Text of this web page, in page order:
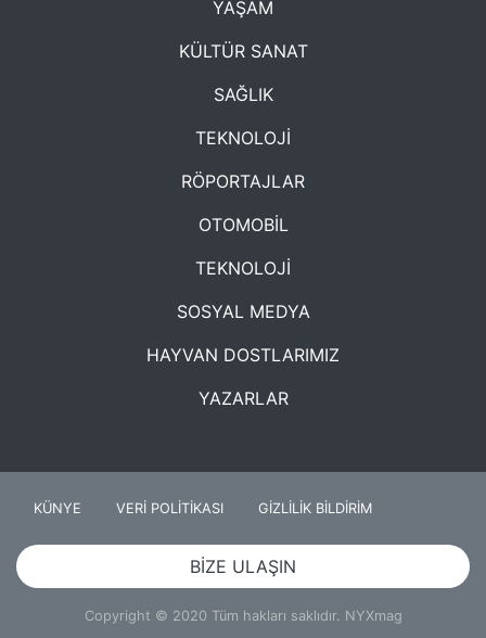
YAŞAM
KÜLTÜR SANAT
SAĞLIK
TEKNOLOJİ
RÖPORTAJLAR
OTOMOBİL
TEKNOLOJİ
SOSYAL MEDYA
HAYVAN DOSTLARIMIZ
YAZARLAR
KÜNYE VERİ POLİTİKASI GİZLİLİK BİLDİRİM
BİZE ULAŞIN
Copyright © 2020 Tüm hakları saklıdır. NYXmag